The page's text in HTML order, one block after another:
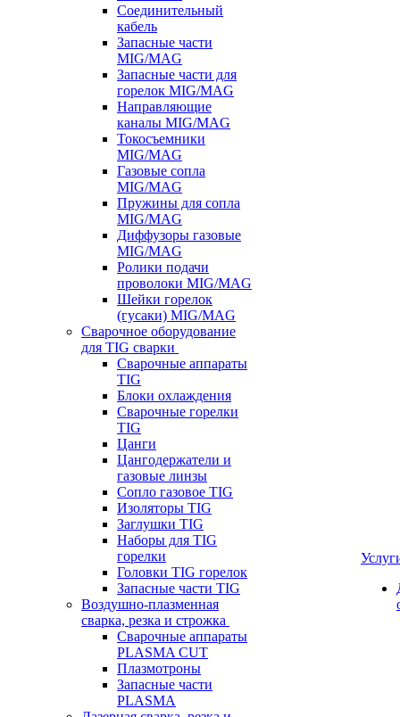
Соединительный
кабель
Запасные части
MIG/MAG
Запасные части для
горелок MIG/MAG
Направляющие
каналы MIG/MAG
Токосъемники
MIG/MAG
Газовые сопла
MIG/MAG
Пружины для сопла
MIG/MAG
Диффузоры газовые
MIG/MAG
Ролики подачи
проволоки MIG/MAG
Шейки горелок
(гусаки) MIG/MAG
Сварочное оборудование
для TIG сварки
Сварочные аппараты
TIG
Блоки охлаждения
Сварочные горелки
TIG
Цанги
Цангодержатели и
газовые линзы
Сопло газовое TIG
Изоляторы TIG
Заглушки TIG
Наборы для TIG
горелки
Головки TIG горелок
Запасные части TIG
Воздушно-плазменная
сварка, резка и строжка
Сварочные аппараты
PLASMA CUT
Плазмотроны
Запасные части
PLASMA